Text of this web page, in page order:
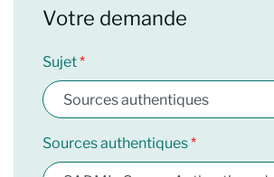
Votre demande
Sujet
Sources authentiques